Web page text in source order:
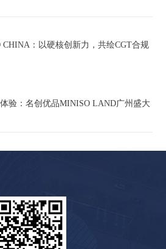
CHINA：以硬核创新力，共绘CGT合规
验：名创优品MINISO LAND广州盛大